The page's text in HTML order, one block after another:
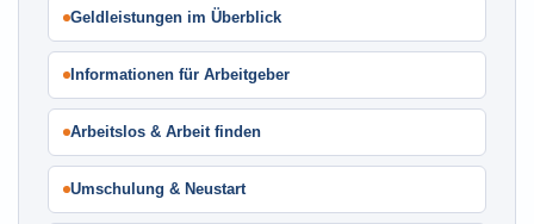
Geldleistungen im Überblick
Informationen für Arbeitgeber
Arbeitslos & Arbeit finden
Umschulung & Neustart